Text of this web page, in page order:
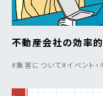
不動産会社の効率的
#集客について#イベント・